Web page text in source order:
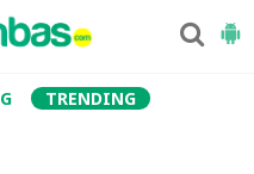
TRENDING